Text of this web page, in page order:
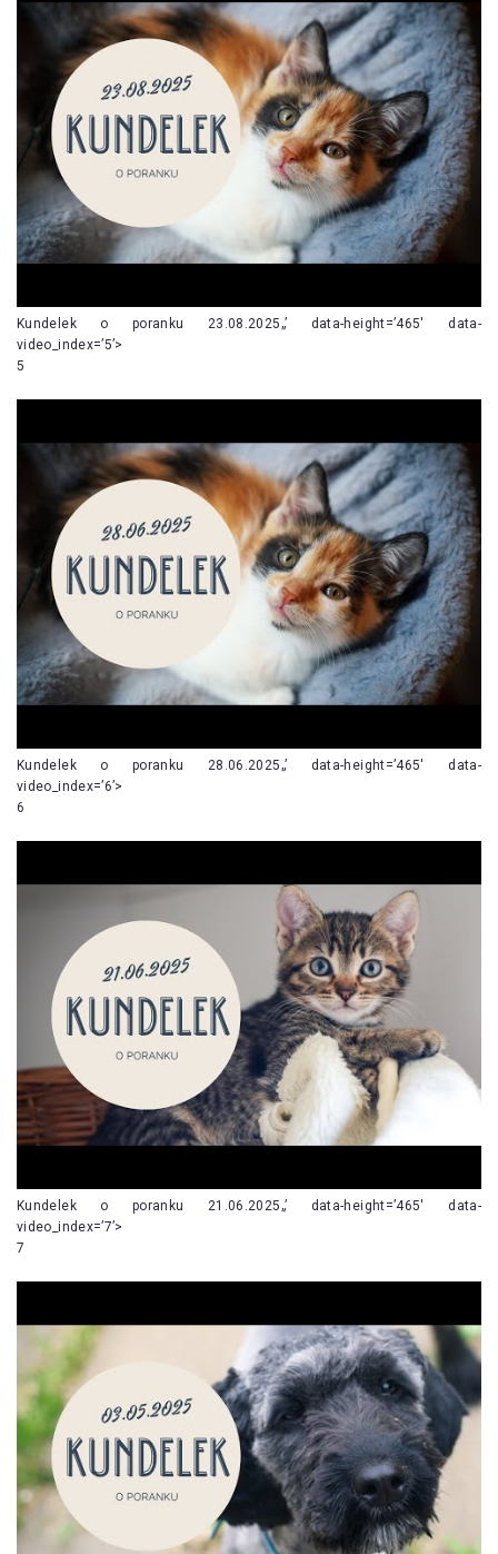
Kundelek o poranku 23.08.2025„’ data-height=’465′ data-
video_index=’5’>
5
Kundelek o poranku 28.06.2025„’ data-height=’465′ data-
video_index=’6’>
6
Kundelek o poranku 21.06.2025„’ data-height=’465′ data-
video_index=’7’>
7